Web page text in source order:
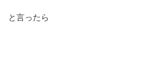
と言ったら